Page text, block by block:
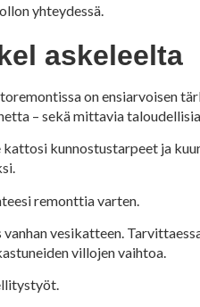
yhteydessä.
askeleelta
on ensiarvoisen
– sekä mittavia
kunnostustarpeet ja
remonttia varten.
vesikatteen.
villojen vaihtoa.